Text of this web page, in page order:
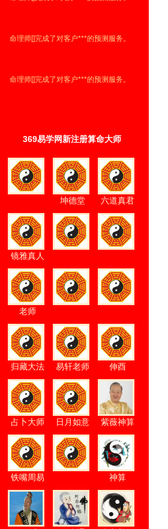
命理师[]完成了对客户***的预测服务。
命理师[]完成了对客户***的预测服务。
命理师[]完成了对客户***的预测服务。
命理师[]完成了对客户***的预测服务。
命理师[]完成了对客户***的预测服务。
命理师[]完成了对客户***的预测服务。
命理师[]完成了对客户***的预测服务。
命理师[]完成了对客户***的预测服务。
命理师[]完成了对客户***的预测服务。
命理师[]完成了对客户***的预测服务。
命理师[]完成了对客户***的预测服务。
命理师[]完成了对客户***的预测服务。
369易学网新注册算命大师
坤德堂 六道真君
镜雅真人
老师
归藏大法 易轩老师 伸酉
占卜大师
日月如意
卦
紫薇神算
铁嘴周易
预测
神算